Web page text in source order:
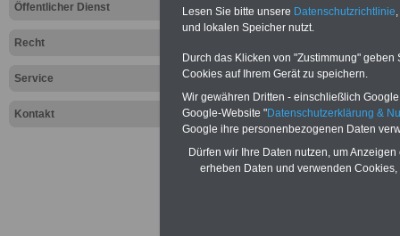
Öffentlicher Dienst
Recht
Service
Kontakt
Linksammlung
Filmliebhaber
Diese
Auswahl von
Lesen Sie bitte unsere Datenschutzrichtlinie
und lokalen Speicher nutzt.
Durch das Klicken von "Zustimmung"
Cookies auf Ihrem Gerät zu speichern.
Wir gewähren Dritten - einschließlich
Google-Website "Datenschutzerklärung &
Google ihre personenbezogenen Daten
Dürfen wir Ihre Daten nutzen, um
erheben Daten und verwenden